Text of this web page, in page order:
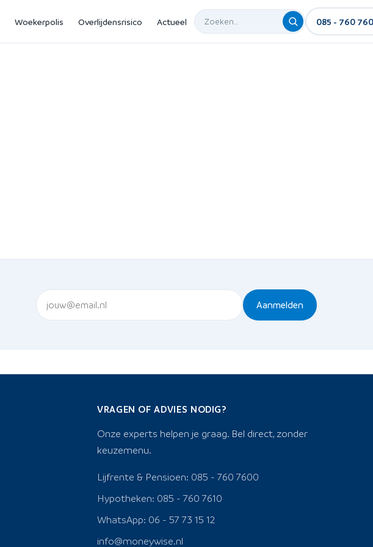
Woekerpolis Overlijdensrisico Actueel 085 - 760
Aanmelden
VRAGEN OF ADVIES NODIG?
Onze experts helpen je graag. Bel direct, zonder
keuzemenu.
Lijfrente & Pensioen: 085 - 760 7600
Hypotheken: 085 - 760 7610
WhatsApp: 06 - 57 73 15 12
info@moneywise.nl